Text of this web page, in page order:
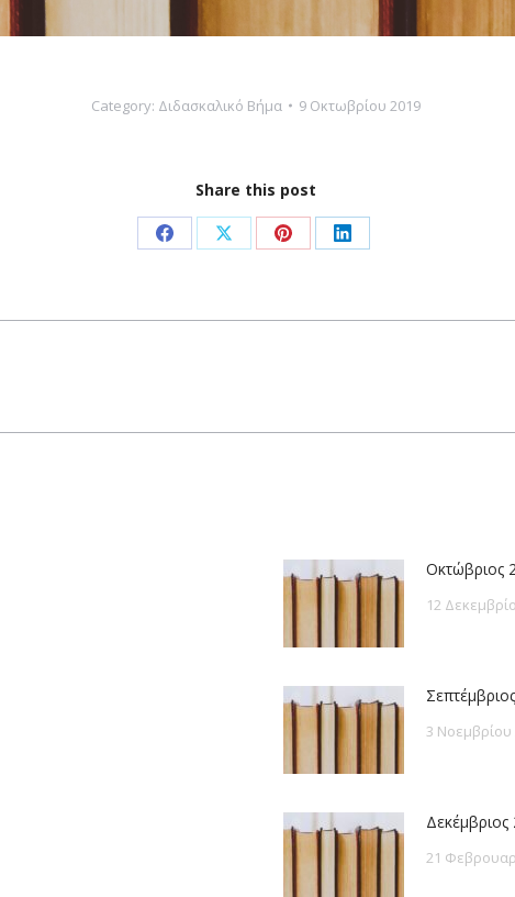
Category: Διδασκαλικό Βήμα 9 Οκτωβρίου 2019
Share this post
Share
Facebook
Share
X
Share
Pinterest
Share
LinkedIn
Οκτώβριος
12
3 Νοεμβρίου
Δεκέμβριος
21